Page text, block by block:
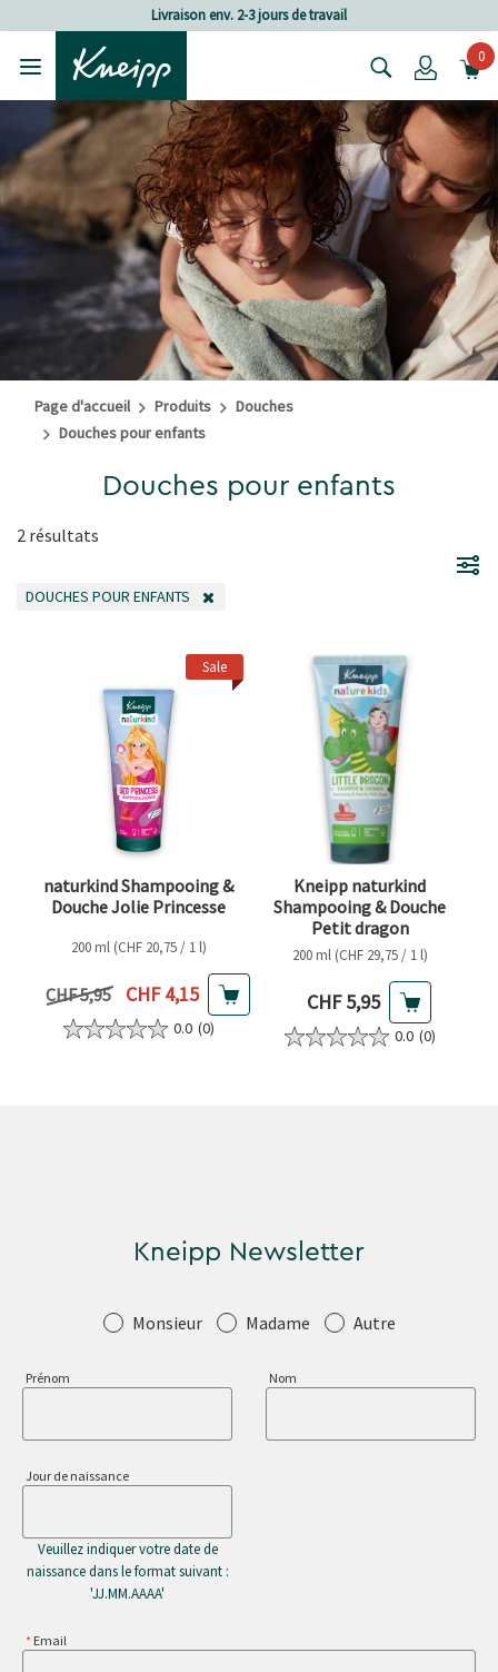
Passer au contenu principal
Passer au contenu du pied de page
Livraison env. 2-3 jours de travail
Login0
Page d'accueil Produits
Douches
Douches pour enfants
Douches pour enfants
2 résultats
DOUCHES POUR ENFANTS
Sale
naturkind Shampooing &
Douche Jolie Princesse
200 ml (CHF 20,75 / 1 l)
Prix précédent
CHF 5,95 Prix actuel
CHF 4,15
0.0 (0)
Kneipp naturkind
Shampooing & Douche
Petit dragon
200 ml (CHF 29,75 / 1 l)
Prix actuel
CHF 5,95
0.0 (0)
Kneipp Newsletter
SalutationMonsieur Madame Autre
Prénom Nom
Jour de naissance
Veuillez indiquer votre date de
naissance dans le format suivant :
'JJ.MM.AAAA'
Email